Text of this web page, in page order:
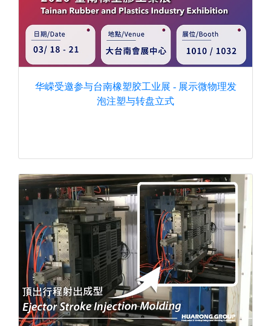
华嵘受邀参与台南橡塑胶工业展 - 展示微物理发
泡注塑与转盘立式